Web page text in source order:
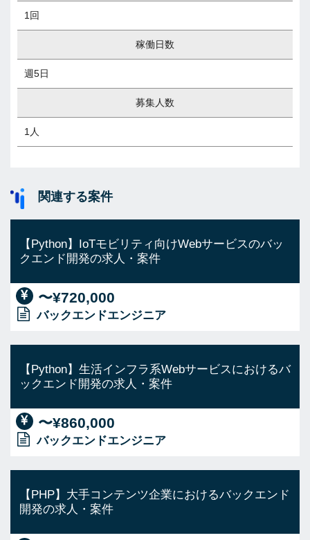
1回
稼働日数
週5日
募集人数
1人
関連する案件
【Python】IoTモビリティ向けWebサービスのバッ
クエンド開発の求人・案件
〜¥720,000
バックエンドエンジニア
【Python】生活インフラ系Webサービスにおけるバ
ックエンド開発の求人・案件
〜¥860,000
バックエンドエンジニア
【PHP】大手コンテンツ企業におけるバックエンド
開発の求人・案件